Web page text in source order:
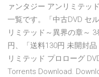
ァンタジー アンリミテッ
一覧です。「中古DVD セ
リミテッド～異界の章～
円、「送料130円 未開封
リミテッド プロローグ
Torrents Download.